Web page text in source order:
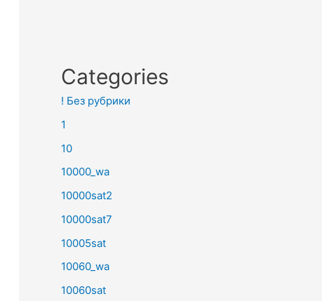
Categories
! Без рубрики
1
10
10000_wa
10000sat2
10000sat7
10005sat
10060_wa
10060sat